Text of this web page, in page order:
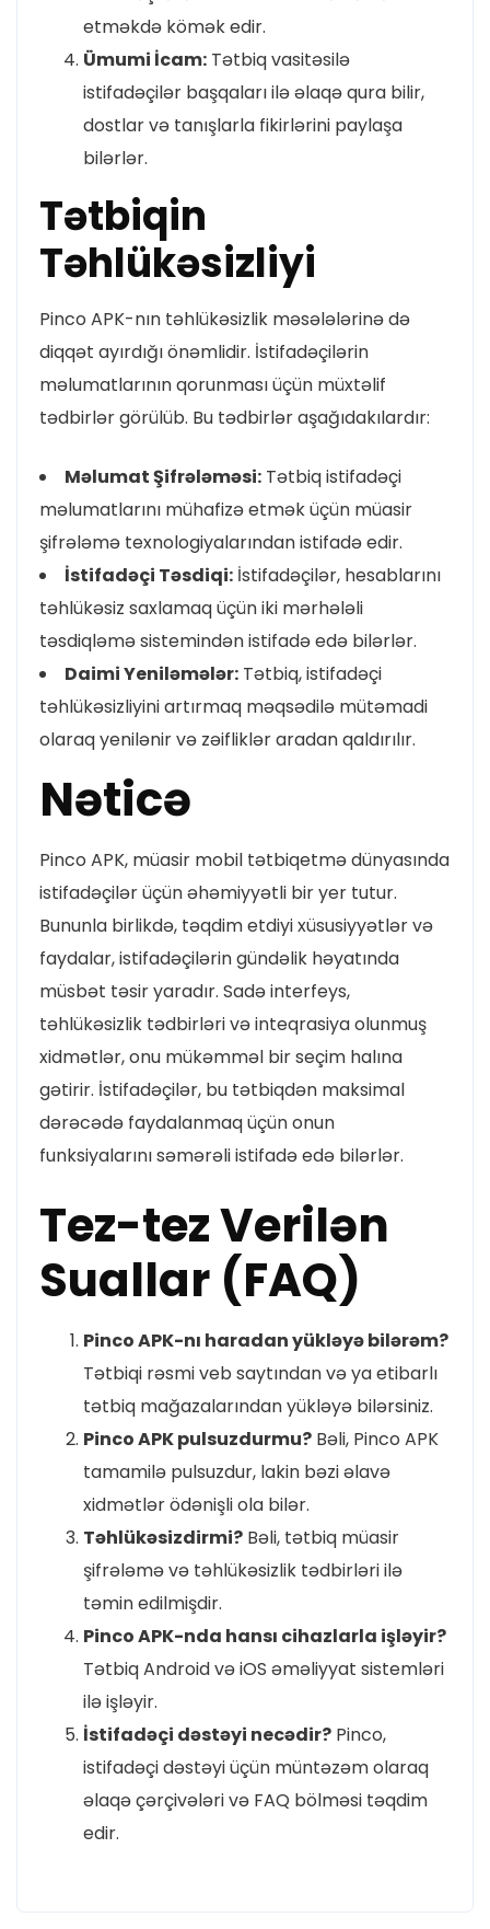
etməkdə kömək edir.
Ümumi İcam: Tətbiq vasitəsilə
istifadəçilər başqaları ilə əlaqə qura bilir,
dostlar və tanışlarla fikirlərini paylaşa
bilərlər.
Tətbiqin
Təhlükəsizliyi
Pinco APK-nın təhlükəsizlik məsələlərinə də
diqqət ayırdığı önəmlidir. İstifadəçilərin
məlumatlarının qorunması üçün müxtəlif
tədbirlər görülüb. Bu tədbirlər aşağıdakılardır:
Məlumat Şifrələməsi: Tətbiq istifadəçi
məlumatlarını mühafizə etmək üçün müasir
şifrələmə texnologiyalarından istifadə edir.
İstifadəçi Təsdiqi: İstifadəçilər, hesablarını
təhlükəsiz saxlamaq üçün iki mərhələli
təsdiqləmə sistemindən istifadə edə bilərlər.
Daimi Yeniləmələr: Tətbiq, istifadəçi
təhlükəsizliyini artırmaq məqsədilə mütəmadi
olaraq yenilənir və zəifliklər aradan qaldırılır.
Nəticə
Pinco APK, müasir mobil tətbiqetmə dünyasında
istifadəçilər üçün əhəmiyyətli bir yer tutur.
Bununla birlikdə, təqdim etdiyi xüsusiyyətlər və
faydalar, istifadəçilərin gündəlik həyatında
müsbət təsir yaradır. Sadə interfeys,
təhlükəsizlik tədbirləri və inteqrasiya olunmuş
xidmətlər, onu mükəmməl bir seçim halına
gətirir. İstifadəçilər, bu tətbiqdən maksimal
dərəcədə faydalanmaq üçün onun
funksiyalarını səmərəli istifadə edə bilərlər.
Tez-tez Verilən
Suallar (FAQ)
Pinco APK-nı haradan yükləyə bilərəm?
Tətbiqi rəsmi veb saytından və ya etibarlı
tətbiq mağazalarından yükləyə bilərsiniz.
Pinco APK pulsuzdurmu? Bəli, Pinco APK
tamamilə pulsuzdur, lakin bəzi əlavə
xidmətlər ödənişli ola bilər.
Təhlükəsizdirmi? Bəli, tətbiq müasir
şifrələmə və təhlükəsizlik tədbirləri ilə
təmin edilmişdir.
Pinco APK-nda hansı cihazlarla işləyir?
Tətbiq Android və iOS əməliyyat sistemləri
ilə işləyir.
İstifadəçi dəstəyi necədir? Pinco,
istifadəçi dəstəyi üçün müntəzəm olaraq
əlaqə çərçivələri və FAQ bölməsi təqdim
edir.